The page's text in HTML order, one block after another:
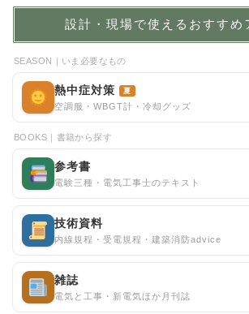
設計・現場で使えるおすすめ
SEASON｜いま必要なもの
熱中症対策 夏
空調服・WBGT計・冷却グッズ
BOOKS｜書籍から探す
参考書
電験三種・電気工事士のテキスト
技術資料
内線規程・受電規程・建築消防advice
雑誌
電気と工事・新電気ほか月刊誌